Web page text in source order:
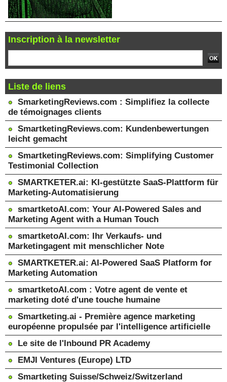
Inscription à la newsletter
Liste de liens
SmarketingReviews.com : Simplifiez la collecte
de témoignages clients
SmartketingReviews.com: Kundenbewertungen
leicht gemacht
SmartketingReviews.com: Simplifying Customer
Testimonial Collection
SMARTKETER.ai: KI-gestützte SaaS-Plattform für
Marketing-Automatisierung
smartketoAI.com: Your AI-Powered Sales and
Marketing Agent with a Human Touch
smartketoAI.com: Ihr Verkaufs- und
Marketingagent mit menschlicher Note
SMARTKETER.ai: AI-Powered SaaS Platform for
Marketing Automation
smartketoAI.com : Votre agent de vente et
marketing doté d'une touche humaine
Smartketing.ai - Première agence marketing
européenne propulsée par l'intelligence artificielle
Le site de l'Inbound PR Academy
EMJI Ventures (Europe) LTD
Smartketing Suisse/Schweiz/Switzerland